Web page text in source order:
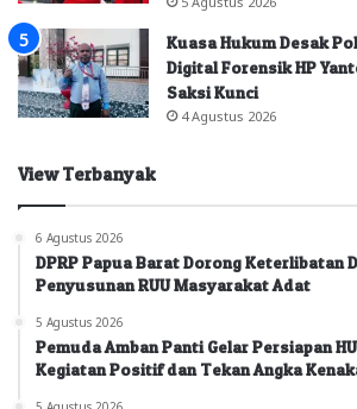
Kuasa Hukum Desak
Digital Forensik HP
Saksi Kunci
4 Agustus 2026
View Terbanyak
6 Agustus 2026
DPRP Papua Barat Dorong Keterlibatan
Penyusunan RUU Masyarakat Adat
5 Agustus 2026
Pemuda Amban Panti Gelar Persiapan
Kegiatan Positif dan Tekan Angka
5 Agustus 2026